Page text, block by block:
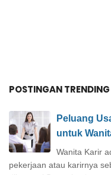
POSTINGAN TRENDING
Peluang
untuk
Wanita Karir
pekerjaan atau karirnya